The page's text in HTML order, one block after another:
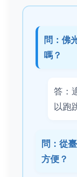
問：佛
嗎？
答：
以跑
問：從
方便？